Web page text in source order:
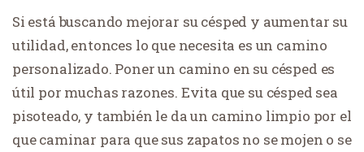
Si está buscando mejorar su césped y aumentar su
utilidad, entonces lo que necesita es un camino
personalizado. Poner un camino en su césped es
útil por muchas razones. Evita que su césped sea
pisoteado, y también le da un camino limpio por el
que caminar para que sus zapatos no se mojen o se